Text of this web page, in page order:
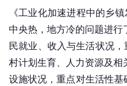
《工业化加速进程中的乡
中央热，地方冷的问题进
民就业、收入与生活状况
村计划生育、人力资源及
设施状况，重点对生活性